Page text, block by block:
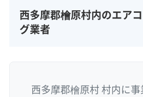
内に広がり、エアコンに吸い
ベタして落ちにくい汚れの原
西多摩郡檜原村内のエア
グ業者
西多摩郡檜原村 村内に